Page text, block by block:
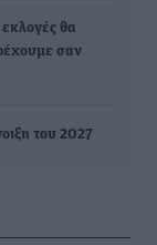
θα
σαν
του 2027